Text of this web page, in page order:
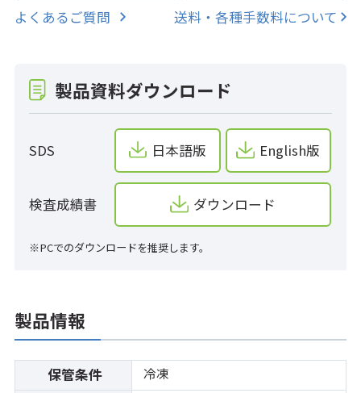
よくあるご質問 送料・各種手数料について
製品資料ダウンロード
SDS 日本語版 English版
検査成績書 ダウンロード
※PCでのダウンロードを推奨します。
製品情報
保管条件 冷凍